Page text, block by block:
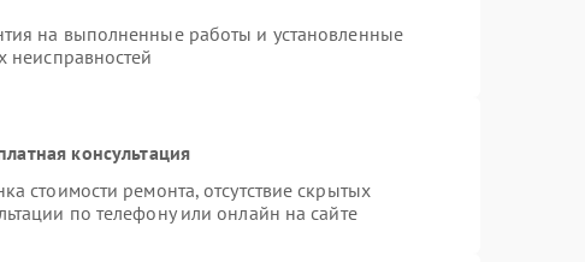
на выполненные работы и установленные
неисправностей
консультация
стоимости ремонта, отсутствие скрытых
по телефону или онлайн на сайте